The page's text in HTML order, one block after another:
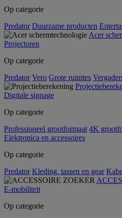
Op categorie
Predator Duurzame producten
Acer
Projectoren
Op categorie
Predator Vero Grote ruimtes
Digitale signage
Op categorie
Professioneel grootformaat 4K
Elektronica en accessoires
Op categorie
Predator Kleding, tassen en gear
E-mobiliteit
Op categorie